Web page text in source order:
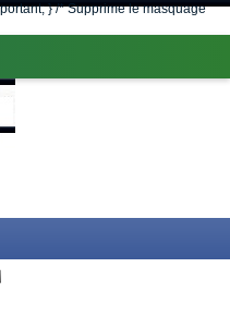
} /* Supprime le masquage